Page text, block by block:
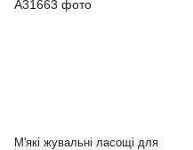
М'які жувальні ласощі для